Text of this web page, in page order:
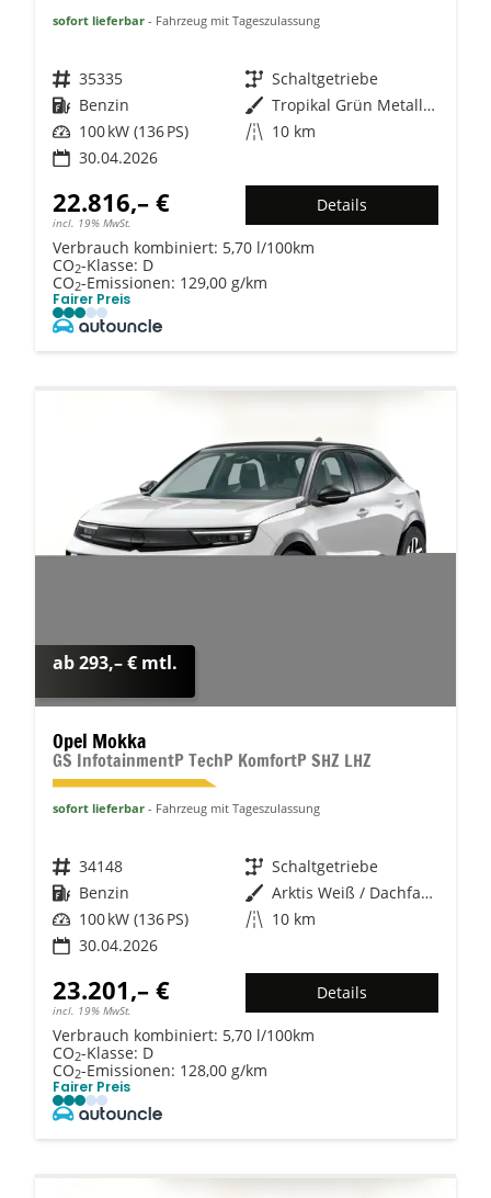
sofort lieferbar Fahrzeug mit Tageszulassung
Fahrzeugnr. 35335 Getriebe Schaltgetriebe
Kraftstoff Benzin Außenfarbe
Tropikal Grün Metallic / Dachfar
Leistung 100 kW (136 PS) Kilometerstand 10 km
30.04.2026
22.816,– €
incl. 19% MwSt.
Details
Verbrauch kombiniert: 5,70 l/100km
CO2-Klasse: D
CO2-Emissionen: 129,00 g/km
Fairer Preis
ab 293,– € mtl.
Opel Mokka
GS InfotainmentP TechP KomfortP SHZ LHZ
sofort lieferbar Fahrzeug mit Tageszulassung
Fahrzeugnr. 34148 Getriebe Schaltgetriebe
Kraftstoff Benzin Außenfarbe
Arktis Weiß / Dachfarbe schwarz
Leistung 100 kW (136 PS) Kilometerstand 10 km
30.04.2026
23.201,– €
incl. 19% MwSt.
Details
Verbrauch kombiniert: 5,70 l/100km
CO2-Klasse: D
CO2-Emissionen: 128,00 g/km
Fairer Preis